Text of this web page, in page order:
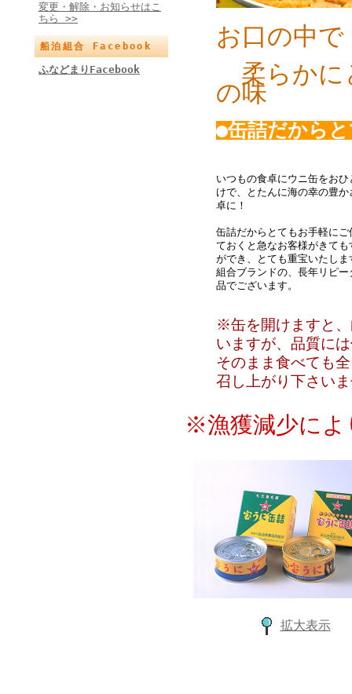
変更・解除・お知らせはこ
ちら >>
船泊組合 Facebook
ふなどまりFacebook
お口の中で
柔らかに
の味
●缶詰だから
いつもの食卓にウニ缶をお
けで、とたんに海の幸の豊
卓に！
缶詰だからとてもお手軽に
ておくと急なお客様がきて
ができ、とても重宝いたし
組合ブランドの、長年リピ
品でございます。
※缶を開けますと
いますが、品質に
そのまま食べても
召し上がり下さい
※漁獲減少によ
拡大表示